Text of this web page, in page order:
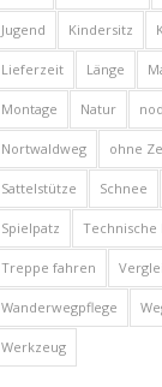
Jugend Kindersitz
Lieferzeit Länge
Montage Natur
Nortwaldweg ohne
Sattelstütze Schnee
Spielpatz Technische
Treppe fahren
Wanderwegpflege
Werkzeug